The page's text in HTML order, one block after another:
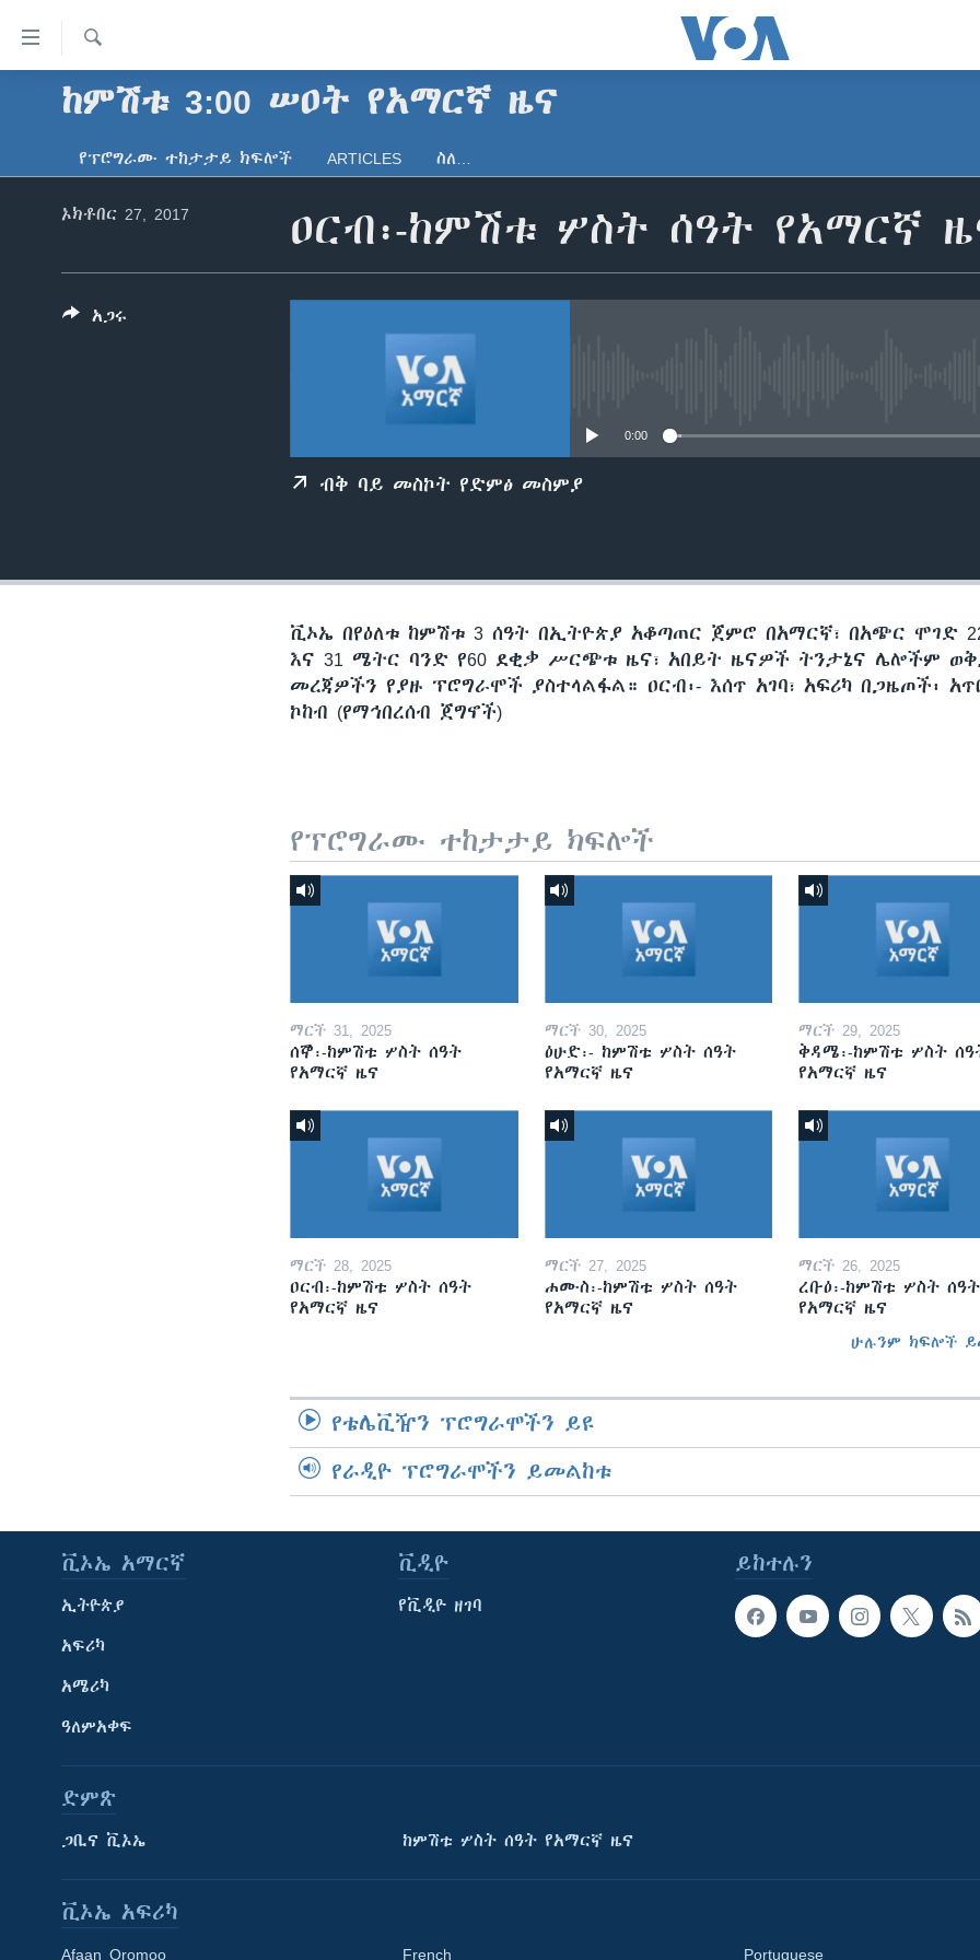
የመሥሪያ
ማገናኛዎች
አፍሪካ
ዓለምአቀፍ
ጋቢና ቪኦኤ
ከምሽቱ ሦስት ሰዓት የአማርኛ ዜና
ፈልግ
ከምሽቱ 3:00 ሠዐት የአማርኛ ዜና
የፕሮግራሙ ተከታታይ ክፍሎች ARTICLES ስለ…
ዐርብ፡-ከምሽቱ ሦስት ሰዓት የአማርኛ
ኦክቶበር 27, 2017
0:00
ብቅ ባይ መስኮት የድምፅ መስምያ
አጋሩ
ቪኦኤ በየዕለቱ ከምሽቱ 3 ሰዓት በኢትዮጵያ አቆጣጠር ጀምሮ በአማርኛ፣ በአጭር ሞገድ
እና 31 ሜትር ባንድ የ60 ደቂቃ ሥርጭቱ ዜና፣ አበይት ዜናዎች ትንታኔና ሌሎችም
መረጃዎችን የያዙ ፕሮግራሞች ያስተላልፋል። ዐርብ፡- እሰጥ አገባ፣ አፍሪካ በጋዜጦች፡
ኮከብ (የማኅበረሰብ ጀግኖች)
የፕሮግራሙ ተከታታይ ክፍሎች
ማርች 31, 2025
ሰኞ፡-ከምሽቱ ሦስት ሰዓት
የአማርኛ ዜና
ማርች 30, 2025
ዕሁድ፡- ከምሽቱ ሦስት ሰዓት
የአማርኛ ዜና
ማርች 29, 2025
ቅዳሜ፡-ከምሽቱ ሦስት
የአማርኛ ዜና
ማርች 28, 2025
ዐርብ፡-ከምሽቱ ሦስት ሰዓት
የአማርኛ ዜና
ማርች 27, 2025
ሐሙስ፡-ከምሽቱ ሦስት ሰዓት
የአማርኛ ዜና
ማርች 26, 2025
ረቡዕ፡-ከምሽቱ ሦስት ሰዓት
የአማርኛ ዜና
ሁሉንም ክፍሎች
የቴሌቪዥን ፕሮግራሞችን ይዩ
የራዲዮ ፕሮግራሞችን ይመልከቱ
ይከተሉን
ቪኦኤ አማርኛ
ኢትዮጵያ
አፍሪካ
አሜሪካ
ዓለምአቀፍ
ቪዲዮ
የቪዲዮ ዘገባ
ድምጽ
ጋቢና ቪኦኤ ከምሽቱ ሦስት ሰዓት የአማርኛ ዜና
ቪኦኤ አፍሪካ
Afaan Oromoo French Portuguese